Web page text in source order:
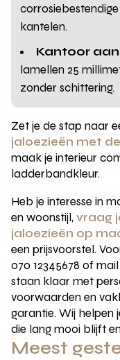
kantelen.
Kantoor aan
lamellen 25
zonder schittering.
Zet je de stap naar
jaloezieën met
maak je interieur
ladderbandkleur.
Heb je interesse in
en woonstijl,vraag
jaloezieën op
een prijsvoorstel.
070 12345678 of
staan klaar met
voorwaarden en
garantie. Wij helpen
die lang mooi blijft
Meest